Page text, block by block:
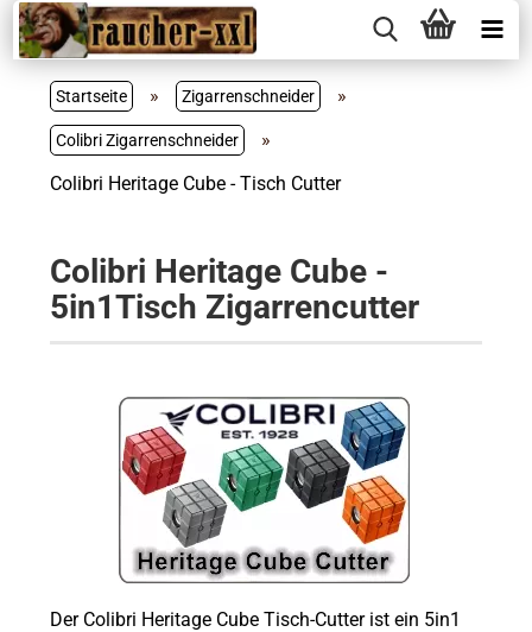
Startseite » Zigarrenschneider »
Colibri Zigarrenschneider
»
Colibri Heritage Cube - Tisch Cutter
Colibri Heritage Cube -
5in1Tisch Zigarrencutter
Der Colibri Heritage Cube Tisch-Cutter ist ein 5in1